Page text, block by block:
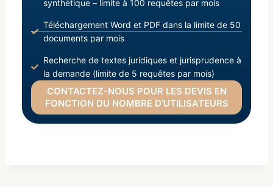
synthétique – limite à 100 requêtes par mois
Téléchargement Word et PDF dans la limite de 50
documents par mois
Recherche de textes juridiques et jurisprudence à
la demande (limite de 5 requêtes par mois)
CONTACTEZ-NOUS POUR LES DEVIS EN
FONCTION DU NOMBRE D’UTILISATEURS